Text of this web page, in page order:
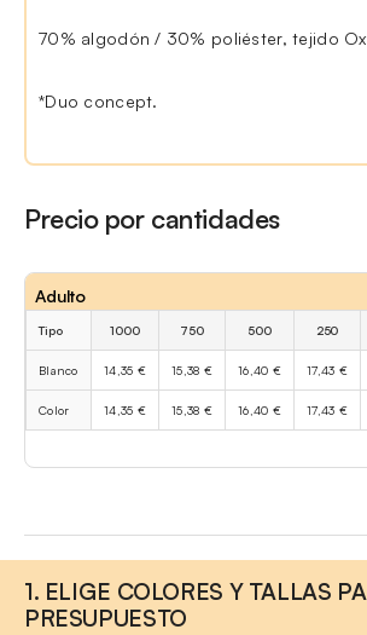
70% algodón / 30% poliéster, tejido
*Duo concept.
Precio por cantidades
Adulto
Tipo 1000 750 500 250
Blanco 14,35 € 15,38 € 16,40 € 17,43 €
Color 14,35 € 15,38 € 16,40 € 17,43 €
1. ELIGE COLORES Y TALLAS
PRESUPUESTO